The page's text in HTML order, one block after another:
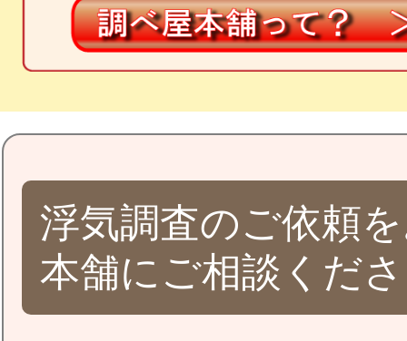
浮気調査のご依頼
本舗にご相談くだ